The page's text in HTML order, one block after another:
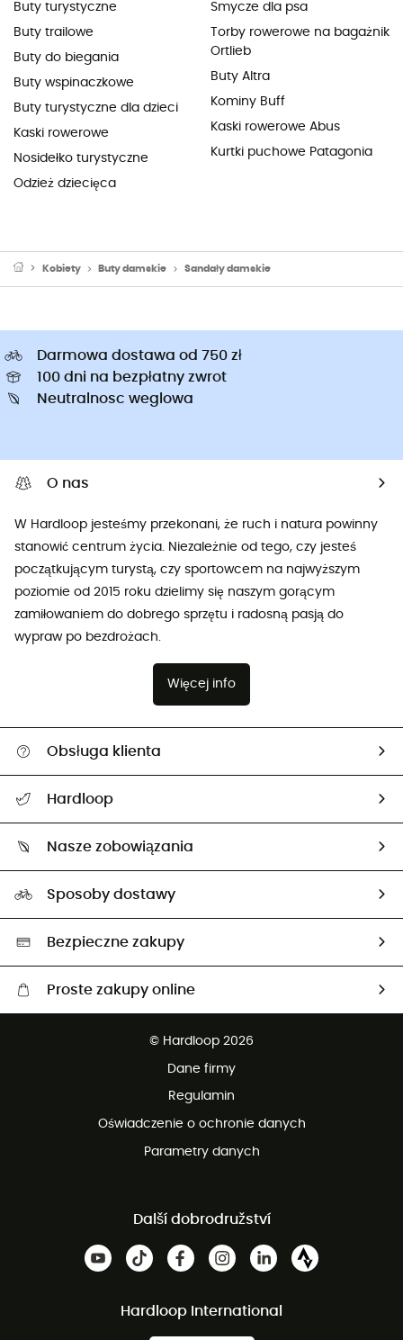
Buty turystyczne
Buty trailowe
Buty do biegania
Buty wspinaczkowe
Buty turystyczne dla dzieci
Kaski rowerowe
Nosidełko turystyczne
Odzież dziecięca
Smycze dla psa
Torby rowerowe na bagażnik
Ortlieb
Buty Altra
Kominy Buff
Kaski rowerowe Abus
Kurtki puchowe Patagonia
Kobiety Buty damskie Sandały damskie
Darmowa dostawa od 750 zł
100 dni na bezpłatny zwrot
Neutralnosc weglowa
O nas
W Hardloop jesteśmy przekonani, że ruch i natura powinny
stanowić centrum życia. Niezależnie od tego, czy jesteś
początkującym turystą, czy sportowcem na najwyższym
poziomie od 2015 roku dzielimy się naszym gorącym
zamiłowaniem do dobrego sprzętu i radosną pasją do
wypraw po bezdrożach.
Więcej info
Obsługa klienta
Śledzenie przesyłki
Zwrot artykułów i zwrot środków
Hardloop
Nasze zobowiązania
Neutralność węglowa
Wybrane produkty eko
Sposoby dostawy
Bezpieczne zakupy
Proste zakupy online
© Hardloop 2026
Dane firmy
Regulamin
Oświadczenie o ochronie danych
Parametry danych
Další dobrodružství
Hardloop International